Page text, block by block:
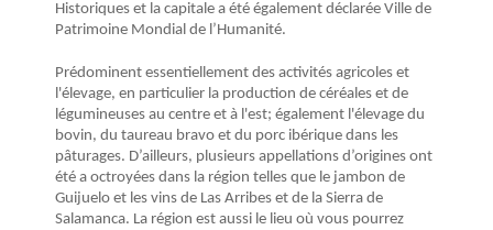
Historiques et la capitale a été également déclarée Ville de
Patrimoine Mondial de l’Humanité.
Prédominent essentiellement des activités agricoles et
l'élevage, en particulier la production de céréales et de
légumineuses au centre et à l'est; également l'élevage du
bovin, du taureau bravo et du porc ibérique dans les
pâturages. D’ailleurs, plusieurs appellations d’origines ont
été a octroyées dans la région telles que le jambon de
Guijuelo et les vins de Las Arribes et de la Sierra de
Salamanca. La région est aussi le lieu où vous pourrez